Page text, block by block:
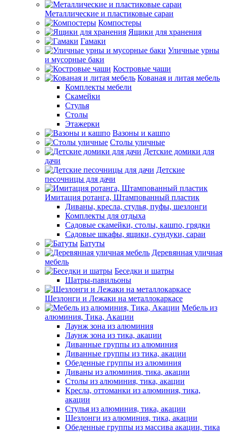
Металлические и пластиковые сараи
Компостеры
Ящики для хранения
Гамаки
Уличные урны
и мусорные баки
Костровые чаши
Кованая и литая мебель
Комплекты мебели
Скамейки
Стулья
Столы
Этажерки
Вазоны и кашпо
Столы уличные
Детские домики для
дачи
Детские
песочницы для дачи
Имитация ротанга, Штампованный пластик
Диваны, кресла, стулья, пуфы, шезлонги
Комплекты для отдыха
Садовые скамейки, столы, кашпо, грядки
Садовые шкафы, ящики, сундуки, сараи
Батуты
Деревянная уличная
мебель
Беседки и шатры
Шатры-павильоны
Шезлонги и Лежаки на металлокаркасе
Мебель из
алюминия, Тика, Акации
Лаунж зона из алюминия
Лаунж зона из тика, акации
Диванные группы из алюминия
Диванные группы из тика, акации
Обеденные группы из алюминия
Диваны из алюминия, тика, акации
Столы из алюминия, тика, акации
Кресла, оттоманки из алюминия, тика,
акации
Стулья из алюминия, тика, акации
Шезлонги из алюминия, тика, акации
Обеденные группы из массива акации, тика